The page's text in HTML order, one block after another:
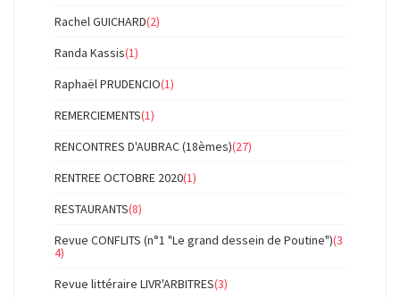
Rachel GUICHARD(2)
Randa Kassis(1)
Raphaël PRUDENCIO(1)
REMERCIEMENTS(1)
RENCONTRES D'AUBRAC (18èmes)(27)
RENTREE OCTOBRE 2020(1)
RESTAURANTS(8)
Revue CONFLITS (n°1 "Le grand dessein de Poutine")(3
4)
Revue littéraire LIVR'ARBITRES(3)